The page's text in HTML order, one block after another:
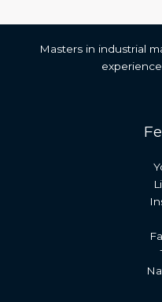
Masters in industrial